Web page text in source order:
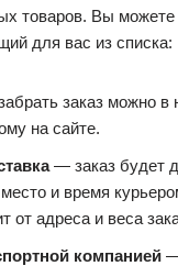
товаров. Вы
для вас из списка:
заказ можно
на сайте.
— заказ будет
и время
от адреса и веса
компанией